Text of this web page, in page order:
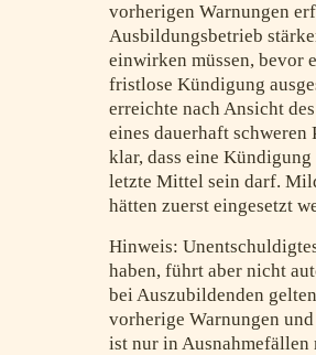
vorherigen Warnungen
Ausbildungsbetrieb
einwirken müssen, bevor
fristlose Kündigung
erreichte nach Ansicht
eines dauerhaft schweren
klar, dass eine
letzte Mittel sein darf.
hätten zuerst eingesetzt
Hinweis:
haben, führt aber nicht
bei Auszubildenden
vorherige Warnungen
ist nur in Ausnahmefällen